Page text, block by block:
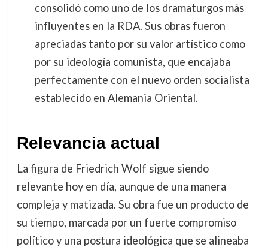
consolidó como uno de los dramaturgos más
influyentes en la RDA. Sus obras fueron
apreciadas tanto por su valor artístico como
por su ideología comunista, que encajaba
perfectamente con el nuevo orden socialista
establecido en Alemania Oriental.
Relevancia actual
La figura de Friedrich Wolf sigue siendo
relevante hoy en día, aunque de una manera
compleja y matizada. Su obra fue un producto de
su tiempo, marcada por un fuerte compromiso
político y una postura ideológica que se alineaba